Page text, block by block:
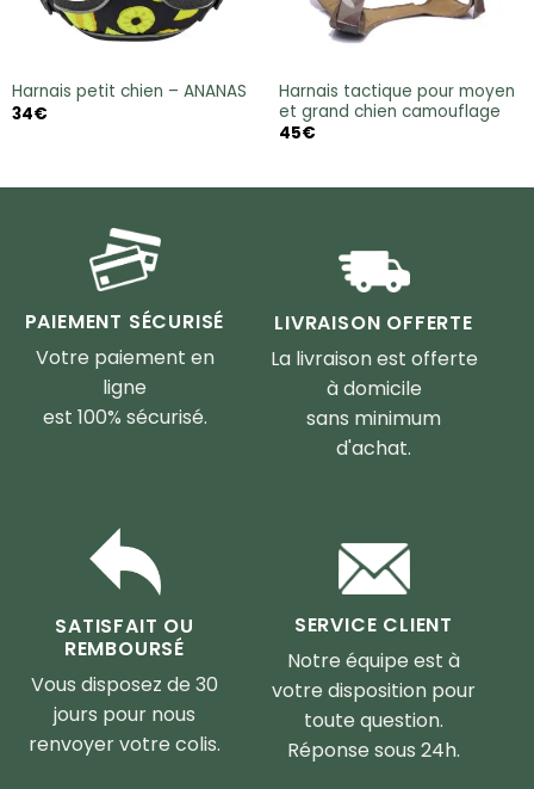
Harnais petit chien – ANANAS
34€
Harnais tactique pour moyen
et grand chien camouflage
45€
PAIEMENT SÉCURISÉ
Votre paiement en
ligne
est 100% sécurisé.
LIVRAISON OFFERTE
La livraison est offerte
à domicile
sans minimum
d'achat.
SATISFAIT OU
REMBOURSÉ
Vous disposez de 30
jours pour nous
renvoyer votre colis.
SERVICE CLIENT
Notre équipe est à
votre disposition pour
toute question.
Réponse sous 24h.